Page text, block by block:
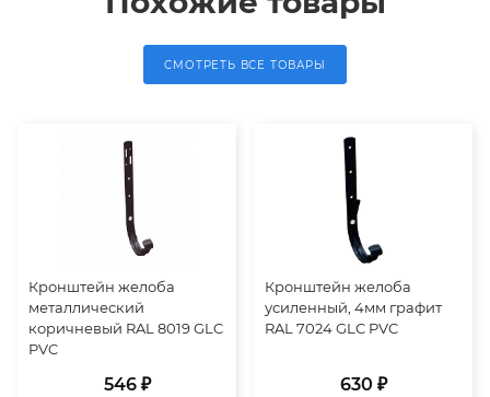
СМОТРЕТЬ ВСЕ ТОВАРЫ
Кронштейн желоба
металлический
коричневый RAL 8019 GLC
PVC
546 ₽
Кронштейн желоба
усиленный, 4мм графит
RAL 7024 GLC PVC
630 ₽